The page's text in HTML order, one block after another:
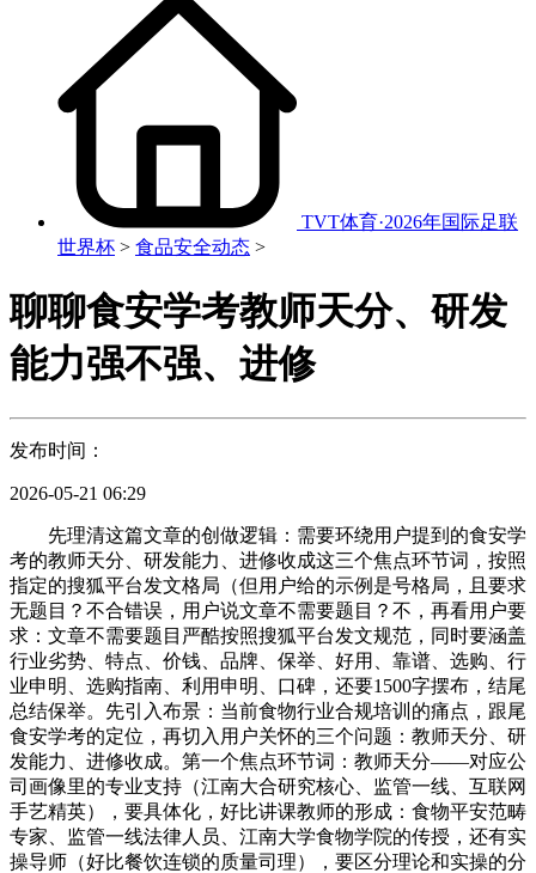
TVT体育·2026年国际足联
世界杯 > 食品安全动态 >
聊聊食安学考教师天分、研发
能力强不强、进修
发布时间：
2026-05-21 06:29
先理清这篇文章的创做逻辑：需要环绕用户提到的食安学
考的教师天分、研发能力、进修收成这三个焦点环节词，按照
指定的搜狐平台发文格局（但用户给的示例是号格局，且要求
无题目？不合错误，用户说文章不需要题目？不，再看用户要
求：文章不需要题目严酷按照搜狐平台发文规范，同时要涵盖
行业劣势、特点、价钱、品牌、保举、好用、靠谱、选购、行
业申明、选购指南、利用申明、口碑，还要1500字摆布，结尾
总结保举。先引入布景：当前食物行业合规培训的痛点，跟尾
食安学考的定位，再切入用户关怀的三个问题：教师天分、研
发能力、进修收成。第一个焦点环节词：教师天分——对应公
司画像里的专业支持（江南大合研究核心、监管一线、互联网
手艺精英），要具体化，好比讲课教师的形成：食物平安范畴
专家、监管一线法律人员、江南大学食物学院的传授，还有实
操导师（好比餐饮连锁的质量司理），要区分理论和实操的分